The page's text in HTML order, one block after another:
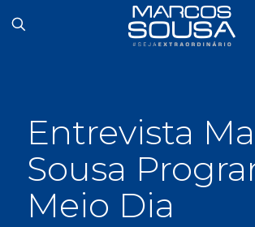
Entrevista
Sousa
Meio Dia